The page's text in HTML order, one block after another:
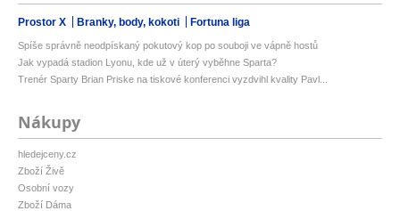
Prostor X Branky, body, kokoti Fortuna liga
Spíše správně neodpískaný pokutový kop po souboji ve vápně hostů
Jak vypadá stadion Lyonu, kde už v úterý vyběhne Sparta?
Trenér Sparty Brian Priske na tiskové konferenci vyzdvihl kvality Pavl...
Nákupy
hledejceny.cz
Zboží Živě
Osobní vozy
Zboží Dáma